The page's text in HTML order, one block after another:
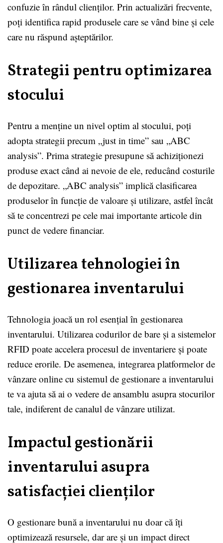
confuzie în rândul clienților. Prin actualizări frecvente,
poți identifica rapid produsele care se vând bine și cele
care nu răspund așteptărilor.
Strategii pentru optimizarea
stocului
Pentru a menține un nivel optim al stocului, poți
adopta strategii precum „just in time” sau „ABC
analysis”. Prima strategie presupune să achiziționezi
produse exact când ai nevoie de ele, reducând costurile
de depozitare. „ABC analysis” implică clasificarea
produselor în funcție de valoare și utilizare, astfel încât
să te concentrezi pe cele mai importante articole din
punct de vedere financiar.
Utilizarea tehnologiei în
gestionarea inventarului
Tehnologia joacă un rol esențial în gestionarea
inventarului. Utilizarea codurilor de bare și a sistemelor
RFID poate accelera procesul de inventariere și poate
reduce erorile. De asemenea, integrarea platformelor de
vânzare online cu sistemul de gestionare a inventarului
te va ajuta să ai o vedere de ansamblu asupra stocurilor
tale, indiferent de canalul de vânzare utilizat.
Impactul gestionării
inventarului asupra
satisfacției clienților
O gestionare bună a inventarului nu doar că îți
optimizează resursele, dar are și un impact direct